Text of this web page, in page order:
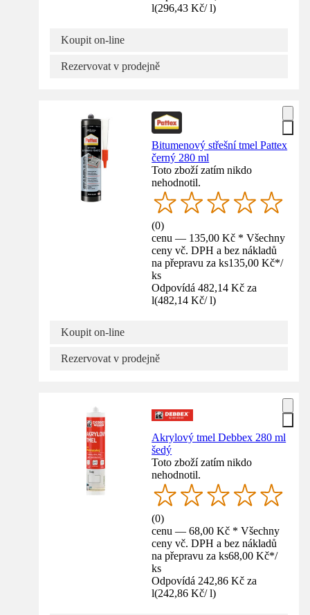
l(296,43 Kč/ l)
Koupit on-line
Rezervovat v prodejně
Bitumenový střešní tmel Pattex
černý 280 ml
Toto zboží zatím nikdo
nehodnotil.
(0)
cenu — 135,00 Kč * Všechny
ceny vč. DPH a bez nákladů
na přepravu za ks135,00 Kč*/
ks
Odpovídá 482,14 Kč za
l(482,14 Kč/ l)
Koupit on-line
Rezervovat v prodejně
Akrylový tmel Debbex 280 ml
šedý
Toto zboží zatím nikdo
nehodnotil.
(0)
cenu — 68,00 Kč * Všechny
ceny vč. DPH a bez nákladů
na přepravu za ks68,00 Kč*/
ks
Odpovídá 242,86 Kč za
l(242,86 Kč/ l)